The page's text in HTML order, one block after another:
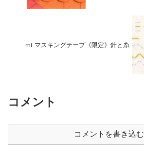
mt マスキングテープ《限定》針と糸
コメント
コメントを書き込む